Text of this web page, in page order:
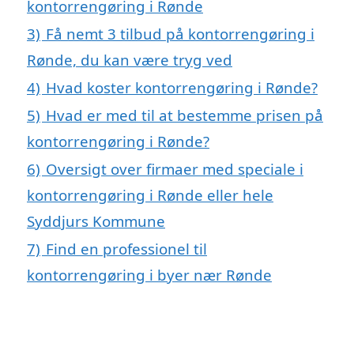
kontorrengøring i Rønde
3) Få nemt 3 tilbud på kontorrengøring i
Rønde, du kan være tryg ved
4) Hvad koster kontorrengøring i Rønde?
5) Hvad er med til at bestemme prisen på
kontorrengøring i Rønde?
6) Oversigt over firmaer med speciale i
kontorrengøring i Rønde eller hele
Syddjurs Kommune
7) Find en professionel til
kontorrengøring i byer nær Rønde